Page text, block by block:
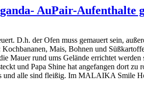
AuPair-Aufenthalte
D.h. der Ofen muss gemauert sein,
Mais, Bohnen und
Mauer rund ums Gelände errichtet
und Papa Shine hat angefangen dort
alle sind fleißig. Im MALAIKA Smile